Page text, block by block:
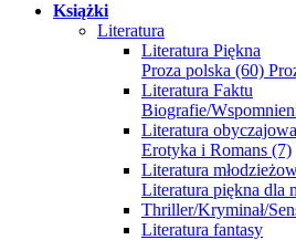
Książki
Literatura
Literatura Piękna
Proza polska (60)
Literatura Faktu
Biografie/
Literatura obyczajowa
Erotyka i Romans (7)
Literatura
Literatura piękna dla
Thriller/Kryminał/
Literatura fantasy